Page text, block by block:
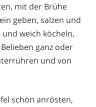
mit der Brühe
geben, salzen und
weich köcheln,
ganz oder
und von
schön anrösten,